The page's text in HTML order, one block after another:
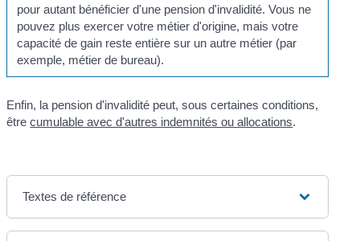
pour autant bénéficier d'une pension d'invalidité. Vous ne
pouvez plus exercer votre métier d'origine, mais votre
capacité de gain reste entière sur un autre métier (par
exemple, métier de bureau).
Enfin, la pension d'invalidité peut, sous certaines conditions,
êtrecumulable avec d'autres indemnités ou allocations.
Textes de référence